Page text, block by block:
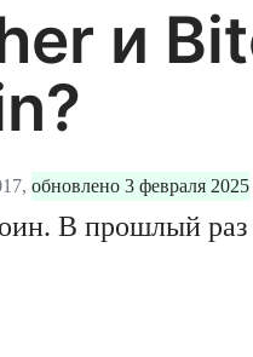
и
обновлено 3 февраля 2025
В прошлый раз